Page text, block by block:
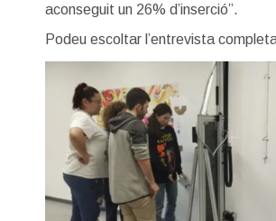
aconseguit un 26% d’inserció”.
Podeu escoltar l’entrevista